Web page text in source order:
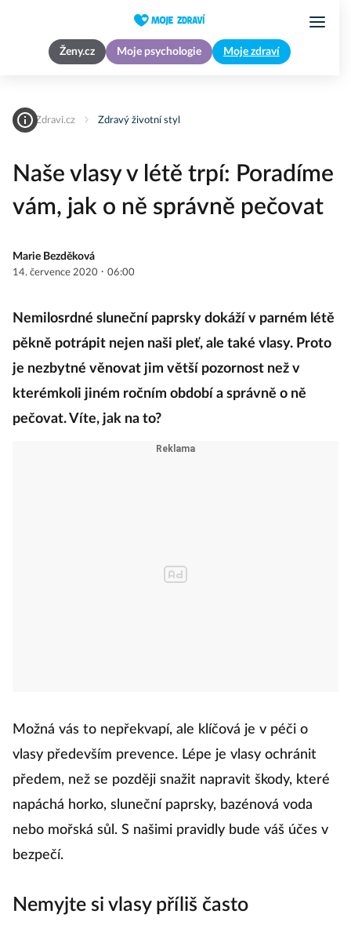
Ženy.cz Moje psychologie Moje zdraví
MojeZdravi.cz Zdravý životní styl
Naše vlasy v létě trpí: Poradíme
vám, jak o ně správně pečovat
Marie Bezděková
14. července 2020 · 06:00
Nemilosrdné sluneční paprsky dokáží v parném létě
pěkně potrápit nejen naši pleť, ale také vlasy. Proto
je nezbytné věnovat jim větší pozornost než v
kterémkoli jiném ročním období a správně o ně
pečovat. Víte, jak na to?
Možná vás to nepřekvapí, ale klíčová je v péči o
vlasy především prevence. Lépe je vlasy ochránit
předem, než se později snažit napravit škody, které
napáchá horko, sluneční paprsky, bazénová voda
nebo mořská sůl. S našimi pravidly bude váš účes v
bezpečí.
Nemyjte si vlasy příliš často